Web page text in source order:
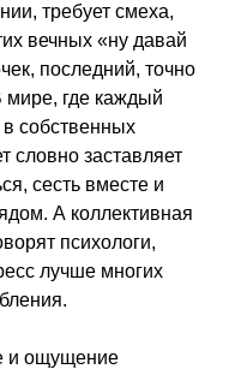
требует смеха,
вечных «ну давай
последний, точно
мире, где каждый
в собственных
словно заставляет
сесть вместе и
А коллективная
психологи,
лучше многих
и ощущение